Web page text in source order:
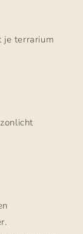
je terrarium